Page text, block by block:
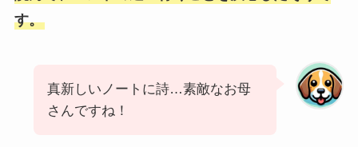
す。
真新しいノートに詩…素敵なお母
さんですね！